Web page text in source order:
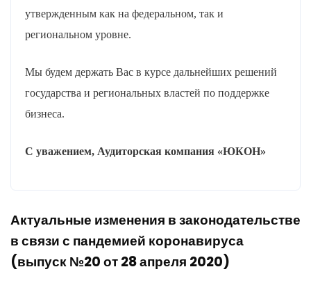
утвержденным как на федеральном, так и
региональном уровне.
Мы будем держать Вас в курсе дальнейших решений
государства и региональных властей по поддержке
бизнеса.
С уважением, Аудиторская компания «ЮКОН»
Актуальные изменения в законодательстве
в связи с пандемией коронавируса
(выпуск №20 от 28 апреля 2020)